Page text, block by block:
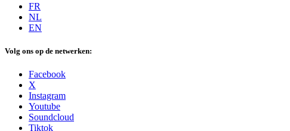
FR
NL
EN
Volg ons op de netwerken:
Facebook
X
Instagram
Youtube
Soundcloud
Tiktok